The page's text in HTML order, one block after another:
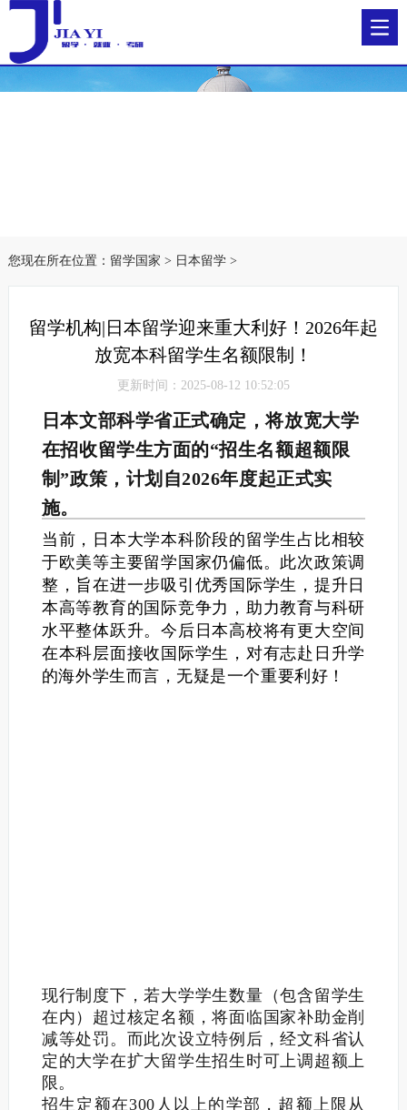
您现在所在位置： 留学国家 > 日本留学>
留学机构|日本留学迎来重大利好！2026年起
放宽本科留学生名额限制！
更新时间：2025-08-12 10:52:05
日本文部科学省正式确定，将放宽大学
在招收留学生方面的“招生名额超额限
制”政策，计划自2026年度起正式实
施。
当前，日本大学本科阶段的留学生占比相较
于欧美等主要留学国家仍偏低。此次政策调
整，旨在进一步吸引优秀国际学生，提升日
本高等教育的国际竞争力，助力教育与科研
水平整体跃升。今后日本高校将有更大空间
在本科层面接收国际学生，对有志赴日升学
的海外学生而言，无疑是一个重要利好！
现行制度下，若大学学生数量（包含留学生
在内）超过核定名额，将面临国家补助金削
减等处罚。而此次设立特例后，经文科省认
定的大学在扩大留学生招生时可上调超额上
限。
招生定额在300人以上的学部，超额上限从